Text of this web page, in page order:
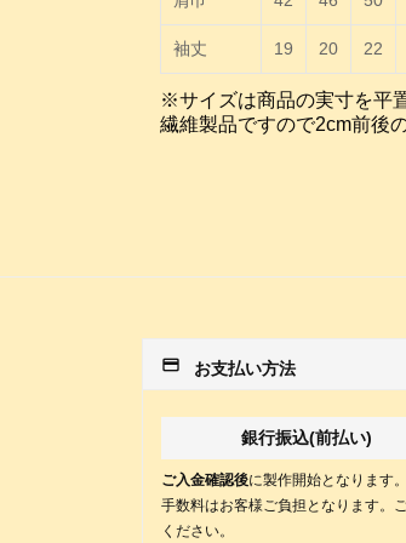
袖丈 19 20 22
※サイズは商品の実寸を平
繊維製品ですので2cm前後
payment お支払い方法
銀行振込(前払い)
ご入金確認後に製作開始となります
手数料はお客様ご負担となります。
ください。